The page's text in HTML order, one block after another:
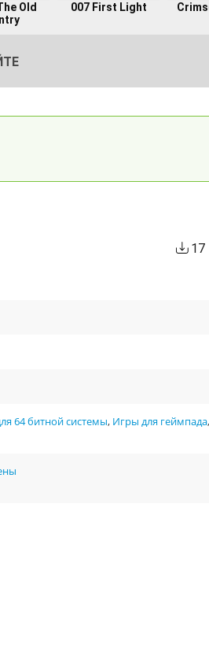
Old
007 First Light
17
64 битной системы, Игры для геймпада,